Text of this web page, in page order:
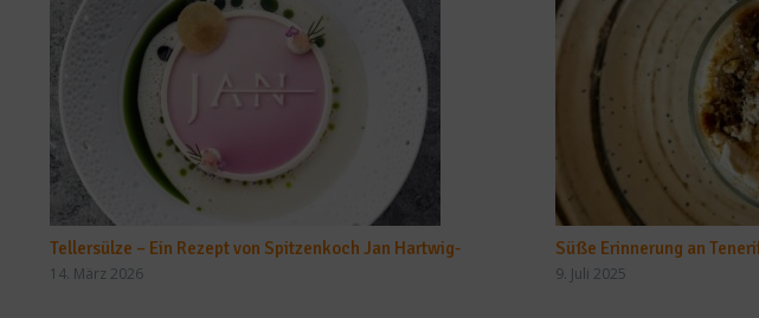
Tellersülze – Ein Rezept von Spitzenkoch Jan Hartwig-
14. März 2026
Süße Erinnerung an
9. Juli 2025